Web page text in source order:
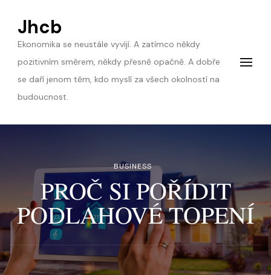
Jhcb
Ekonomika se neustále vyvíjí. A zatímco někdy
pozitivním směrem, někdy přesně opačně. A dobře
se daří jenom těm, kdo myslí za všech okolností na
budoucnost.
BUSINESS
PROČ SI POŘÍDIT
PODLAHOVÉ TOPENÍ